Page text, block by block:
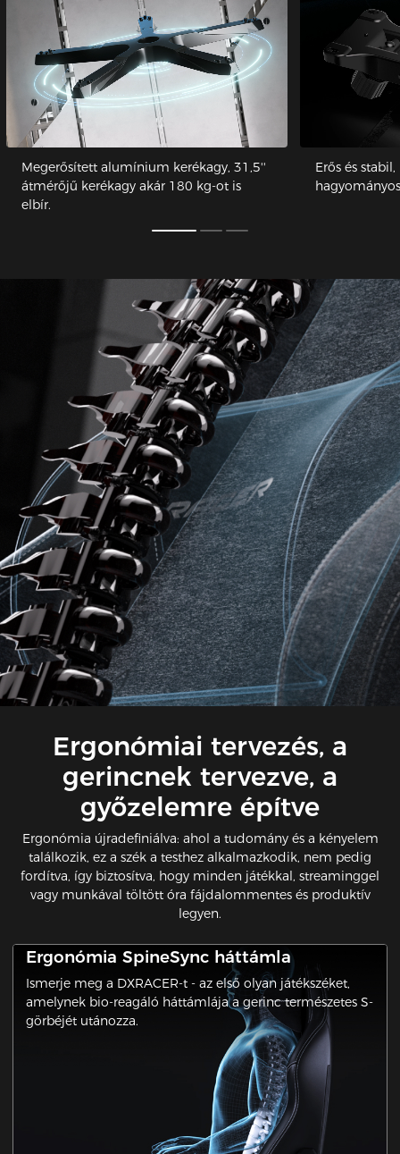
Megerősített alumínium kerékagy, 31,5''
átmérőjű kerékagy akár 180 kg-ot is
elbír.
Erős és
Ergonómiai tervezés, a
gerincnek tervezve, a
győzelemre építve
Ergonómia újradefiniálva: ahol a tudomány és a kényelem
találkozik, ez a szék a testhez alkalmazkodik, nem pedig
fordítva, így biztosítva, hogy minden játékkal, streaminggel
vagy munkával töltött óra fájdalommentes és produktív
legyen.
Ergonómia SpineSync háttámla
Ismerje meg a DXRACER-t - az első olyan játékszéket,
amelynek bio-reagáló háttámlája a gerinc természetes S-
görbéjét utánozza.